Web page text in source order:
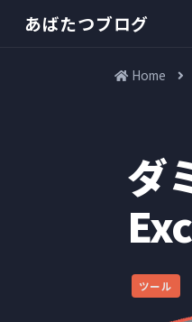
あばたつブログ
Home
ダ
ツール